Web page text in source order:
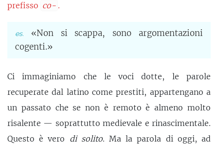
prefisso co- .
«Non si scappa, sono argomentazioni
cogenti.»
Ci immaginiamo che le voci dotte, le parole
recuperate dal latino come prestiti, appartengano a
un passato che se non è remoto è almeno molto
risalente — soprattutto medievale e rinascimentale.
Questo è vero di solito. Ma la parola di oggi, ad